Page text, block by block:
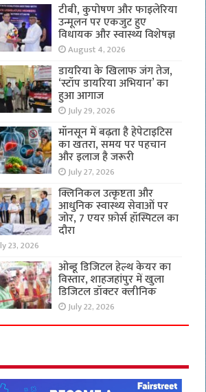
टीबी, कुपोषण और फाइलेरिया
उन्मूलन पर एकजुट हुए
विधायक और स्वास्थ्य विशेषज्ञ
August 4, 2026
डायरिया के खिलाफ जंग तेज,
‘स्टॉप डायरिया अभियान’ का
हुआ आगाज
July 29, 2026
मॉनसून में बढ़ता है हेपेटाइटिस
का खतरा, समय पर पहचान
और इलाज है जरूरी
July 27, 2026
क्लिनिकल उत्कृष्टता और
आधुनिक स्वास्थ्य सेवाओं पर
जोर, 7 एयर फ़ोर्स हॉस्पिटल का
दौरा
23, 2026
ओब्डू डिजिटल हेल्थ केयर का
विस्तार, शाहजहांपुर में खुला
डिजिटल डॉक्टर क्लीनिक
July 22, 2026